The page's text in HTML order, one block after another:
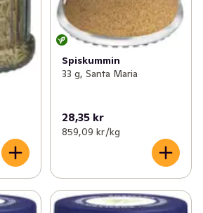
Spiskummin
33 g, Santa Maria
28,35 kr
859,09 kr /kg